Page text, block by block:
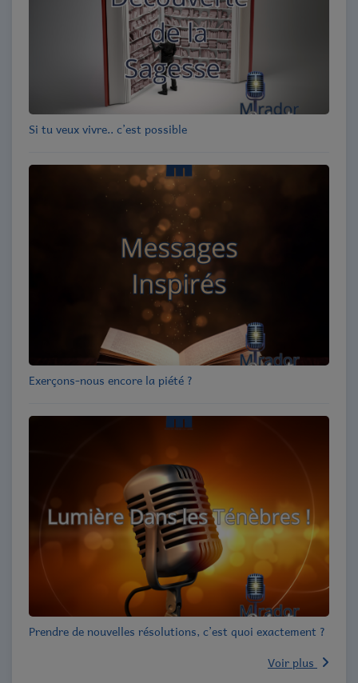
Si tu veux vivre.. c’est possible
Exerçons-nous encore la piété ?
Prendre de nouvelles résolutions, c’est quoi exactement ?
Voir plus